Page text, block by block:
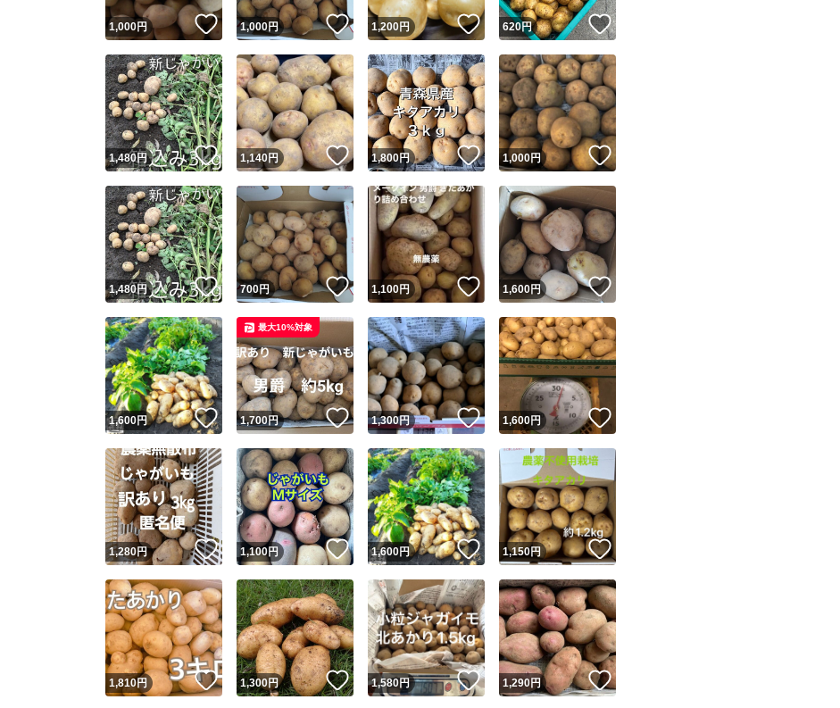
ユーザーの実績について
Yahoo!フリマが定めた一定の基準を満たしたユーザーにバッジを付与しています
安心取引出品者
安心取引出品者 Yahoo!フリマの基準をクリアした安心・安全なユーザーです
取引実績
取引実績◯+ このユーザーはYahoo!フリマの取引を完了させた実績があります
他フリマ実績◯+ このユーザーは他フリマサービスでの取引実績があります
スピード&安心発送
※このバッジは実績に基づく表示であり、発送を保証しているものではありません
スピード＆安心発送
このユーザーは高頻度で24時間以内＆設定した発送日数内に発送してい
ます
スピード発送 このユーザーは高頻度で24時間以内に発送しています
安心発送 このユーザーは設定した発送日数内に発送しています
この商品の情報をコピーします
商品画像の無断転載は禁止されています
コピーは1商品につき1回です
出品ページへ
キャンセル
1,000円 いいね！
1,000円 いいね！
1,200円 いいね！
620円 いいね！
1,480円 いいね！
1,140円 いいね！
1,800円 いいね！
1,000円 いいね！
1,480円 いいね！
700円 いいね！
1,100円 いいね！
1,600円
1,600円 いいね！
1,700円 いいね！
最大10%対象
1,300円 いいね！
1,600円
1,280円 いいね！
1,100円 いいね！
1,600円 いいね！
1,150円 いいね！
1,810円 いいね！
1,300円 いいね！
1,580円 いいね！
1,290円 いいね！